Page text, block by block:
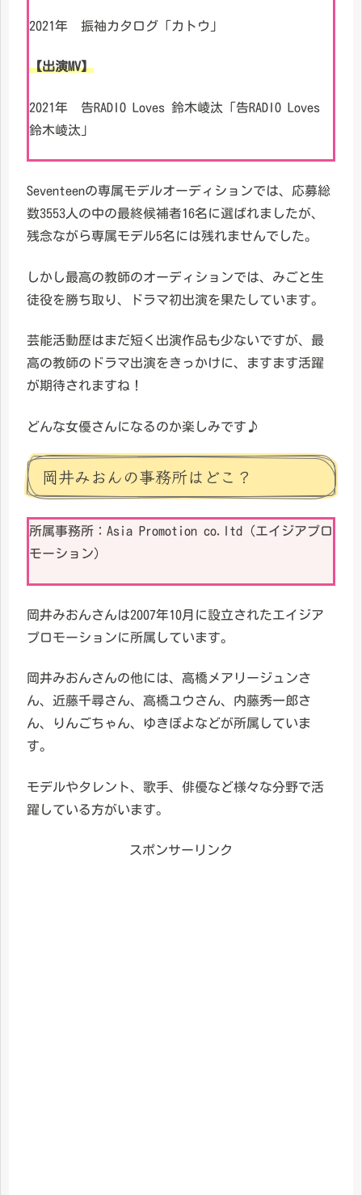
2021年 振袖カタログ「カトウ」
【出演MV】
2021年 告RADIO Loves 鈴木崚汰「告RADIO Loves
鈴木崚汰」
Seventeenの専属モデルオーディションでは、応募総
数3553人の中の最終候補者16名に選ばれましたが、
残念ながら専属モデル5名には残れませんでした。
しかし最高の教師のオーディションでは、みごと生
徒役を勝ち取り、ドラマ初出演を果たしています。
芸能活動歴はまだ短く出演作品も少ないですが、最
高の教師のドラマ出演をきっかけに、ますます活躍
が期待されますね！
どんな女優さんになるのか楽しみです♪
岡井みおんの事務所はどこ？
所属事務所：Asia Promotion co.ltd（エイジアプロ
モーション）
岡井みおんさんは2007年10月に設立されたエイジア
プロモーションに所属しています。
岡井みおんさんの他には、高橋メアリージュンさ
ん、近藤千尋さん、高橋ユウさん、内藤秀一郎さ
ん、りんごちゃん、ゆきぽよなどが所属していま
す。
モデルやタレント、歌手、俳優など様々な分野で活
躍している方がいます。
スポンサーリンク